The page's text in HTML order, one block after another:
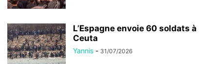
L’Espagne envoie 60 soldats à
Ceuta
Yannis - 31/07/2026